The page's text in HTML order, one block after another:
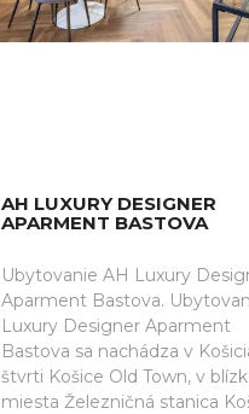
AH LUXURY DESIGNER
APARMENT BASTOVA
Ubytovanie AH Luxury
Aparment Bastova.
Luxury Designer Aparment
Bastova sa nachádza v
štvrti Košice Old Town, v
miesta Železničná stanica